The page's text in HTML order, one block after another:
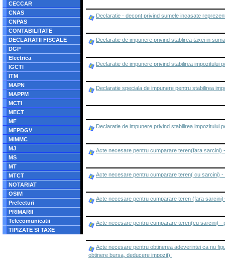
CECCAR
CNAS
CNPAS
CONTABILITATE
DECLARATII FISCALE
DGP
Electrica
IGCTI
ITM
MAPN
MAPPM
MCTI
MECT
MF
MFPDGV
MIMMC
MJ
MS
MT
MTCT
NOTARIAT
OSIM
Prefecturi
PRIMARII
Telecomunicatii
TIPIZATE SI TAXE
Declaratie - decont privind sumele incasate
Declaratie de impunere privind stablirea taxei in
Declaratie de impunere privind stabilirea impozitului
Declaratie speciala de impunere pentru stabilirea
Declaratie de impunere privind stabilirea impozitului
Acte necesare pentru cumparare teren(fara sarcini)
Acte necesare pentru cumparare teren( cu sarcini) -
Acte necesare pentru cumparare teren (fara
Acte necesare pentru cumparare teren(cu sarcini) -
Acte necesare pentru obtinerea adeverintei ca nu
obtinere bursa, deducere impozit):